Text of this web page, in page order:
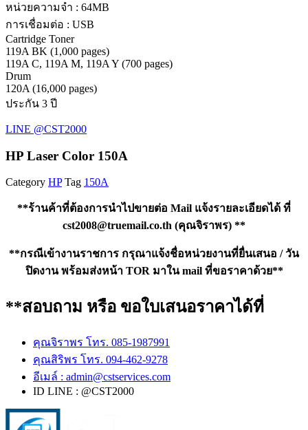
หน่วยความจำ : 64MB
การเชื่อมต่อ : USB
Cartridge Toner
119A BK (1,000 pages)
119A C, 119A M, 119A Y (700 pages)
Drum
120A (16,000 pages)
ประกัน 3 ปี
LINE @CST2000
HP Laser Color 150A
Category HP Tag 150A
**ร้านค้าที่ต้องการนำไปขายต่อ Mail แจ้งรายละเอียดได้ ที่
cst2008@truemail.co.th (คุณจิราพร) **
**กรณีเข้างานราชการ กรุณาแจ้งชื่อหน่วยงานที่ยื่นเสนอ / วัน
ปิดงาน พร้อมส่งหน้า TOR มาใน mail ที่ขอราคาด้วย**
**สอบถาม หรือ ขอใบเสนอราคาได้ที่
คุณจิราพร โทร. 085-1987991
คุณสิริพร โทร. 094-462-9278
อีเมล์ : admin@cstservices.com
ID LINE : @CST2000